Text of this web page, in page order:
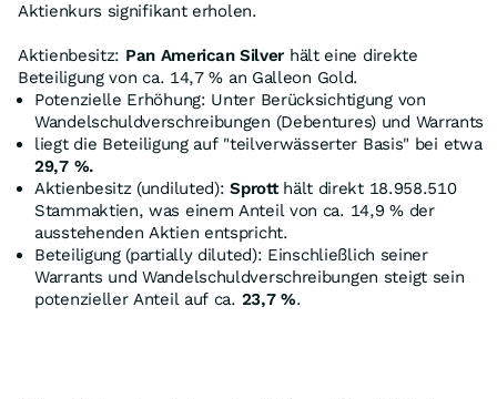
Aktienkurs signifikant erholen.
Aktienbesitz: Pan American Silver hält eine direkte
Beteiligung von ca. 14,7 % an Galleon Gold.
Potenzielle Erhöhung: Unter Berücksichtigung von
Wandelschuldverschreibungen (Debentures) und Warrants
liegt die Beteiligung auf "teilverwässerter Basis" bei etwa
29,7 %.
Aktienbesitz (undiluted):Sprotthält direkt 18.958.510
Stammaktien, was einem Anteil von ca. 14,9 % der
ausstehenden Aktien entspricht.
Beteiligung (partially diluted): Einschließlich seiner
Warrants und Wandelschuldverschreibungen steigt sein
potenzieller Anteil auf ca. 23,7 %.